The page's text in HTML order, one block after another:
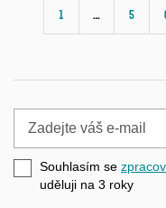
1 … 5
e-
mail
Souhlasím se
uděluji na 3 roky